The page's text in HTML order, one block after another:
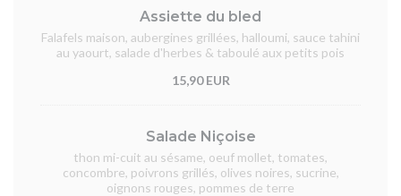
Assiette du bled
Falafels maison, aubergines grillées, halloumi, sauce tahini
au yaourt, salade d'herbes & taboulé aux petits pois
15,90 EUR
Salade Niçoise
thon mi-cuit au sésame, oeuf mollet, tomates,
concombre, poivrons grillés, olives noires, sucrine,
oignons rouges, pommes de terre